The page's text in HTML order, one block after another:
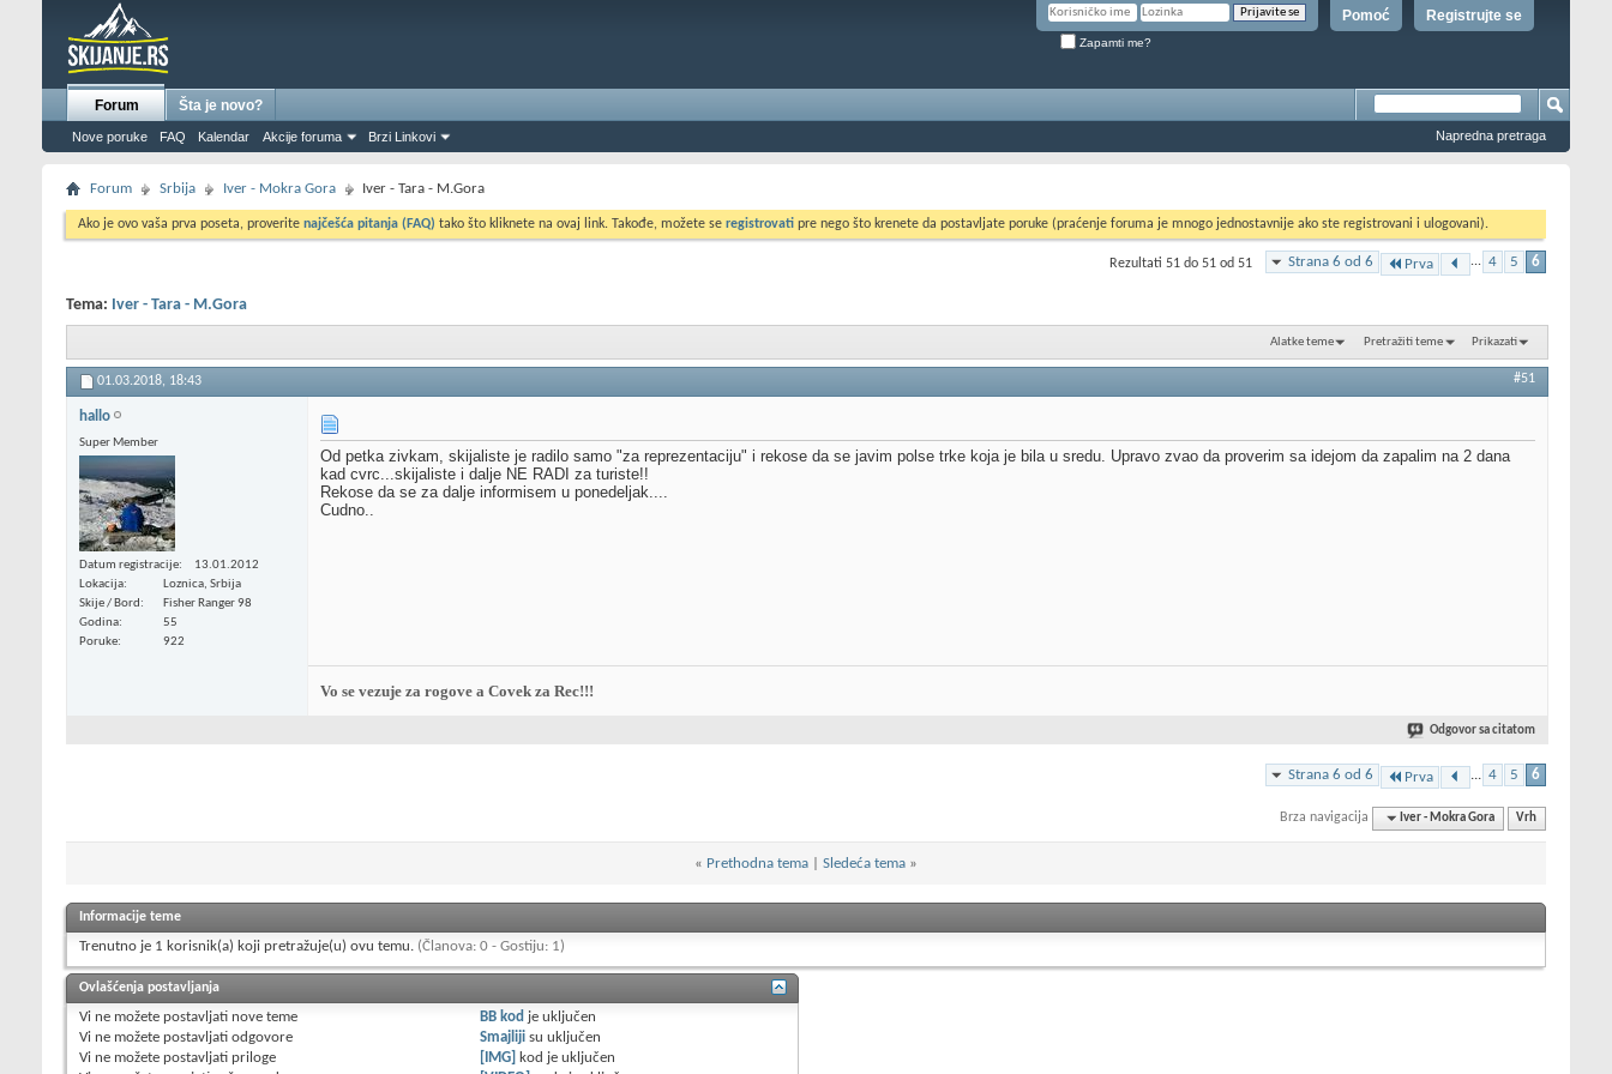
Registrujte se
Pomoć
Zapamti me?
Forum
Nove poruke FAQ Kalendar Akcije foruma Brzi Linkovi
Šta je novo?
Napredna pretraga
Forum Srbija Iver - Mokra Gora Iver - Tara - M.Gora
Ako je ovo vaša prva poseta, proverite najčešća pitanja (FAQ) tako što kliknete na ovaj link. Takođe, možete se registrovati pre nego što krenete da postavljate poruke (praćenje foruma je mnogo jednostavnije ako ste registrovani i ulogovani).
Strana 6 od 6 Prva ... 4 5 6
Rezultati 51 do 51 od 51
Tema: Iver - Tara - M.Gora
Alatke teme Pretražiti teme Prikazati
01.03.2018, 18:43 #51
hallo
Super Member
Datum registracije
13.01.2012
Lokacija
Loznica, Srbija
Skije / Bord
Fisher Ranger 98
Godina
55
Poruke
922
Od petka zivkam, skijaliste je radilo samo "za reprezentaciju" i rekose da se javim polse trke koja je bila u sredu. Upravo zvao da proverim sa idejom da zapalim na 2 dana
kad cvrc...skijaliste i dalje NE RADI za turiste!!
Rekose da se za dalje informisem u ponedeljak....
Cudno..
Vo se vezuje za rogove a Covek za Rec!!!
Odgovor sa citatom
Strana 6 od 6 Prva ... 4 5 6
Brza navigacija Iver - Mokra Gora Vrh
« Prethodna tema Sledeća tema »
Informacije teme
Trenutno je 1 korisnik(a) koji pretražuje(u) ovu temu. (Članova: 0 - Gostiju: 1)
Ovlašćenja postavljanja
Vi ne možete postavljati nove teme
Vi ne možete postavljati odgovore
Vi ne možete postavljati priloge
BB kod jeuključen
Smajliji suuključen
[IMG]
kod jeuključen